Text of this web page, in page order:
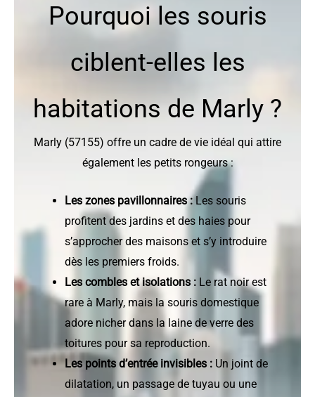
Pourquoi les souris
ciblent-elles les
habitations de Marly ?
Marly (57155) offre un cadre de vie idéal qui attire
également les petits rongeurs :
Les zones pavillonnaires :Les souris
profitent des jardins et des haies pour
s’approcher des maisons et s’y introduire
dès les premiers froids.
Les combles et isolations : Le rat noir est
rare à Marly, mais la souris domestique
adore nicher dans la laine de verre des
toitures pour sa reproduction.
Les points d’entrée invisibles : Un joint de
dilatation, un passage de tuyau ou une